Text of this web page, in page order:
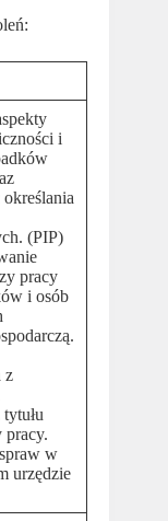
i
(PIP)
pracy
i osób
z
pracy.
w
urzędzie